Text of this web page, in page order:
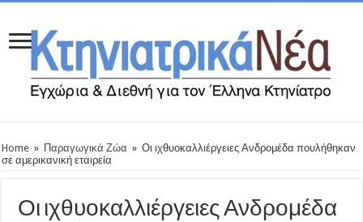
Home » Παραγωγικά Ζώα » Οι ιχθυοκαλλιέργειες Ανδρομέδα πουλήθηκαν
σε αμερικανική εταιρεία
Οι ιχθυοκαλλιέργειες Ανδρομέδα